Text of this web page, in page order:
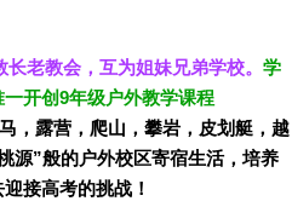
长老教会 ，互为姐妹兄弟学校。 学
一开创9年级户外教学课程
，露营，爬山，攀岩，皮划艇，越
源”般的户外校区寄宿生活，培养
接高考的挑战！